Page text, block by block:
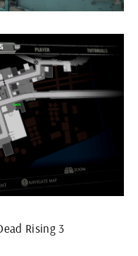
Rising 3